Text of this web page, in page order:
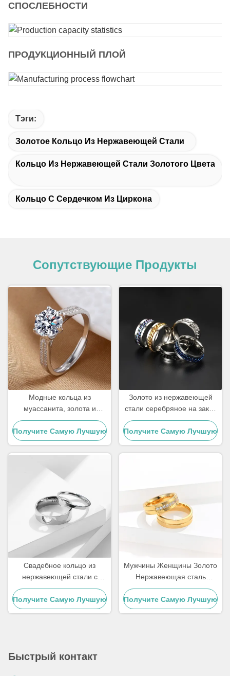
СПОСЛЕБНОСТИ
ПРОДУКЦИОННЫЙ ПЛОЙ
Тэги:
Золотое Кольцо Из Нержавеющей Стали
Кольцо Из Нержавеющей Стали Золотого Цвета
Кольцо С Сердечком Из Циркона
Сопутствующие Продукты
Модные кольца из
муассанита, золота и
нержавеющей стали,
серебряные
бриллиантовые женские
помолвочные кольца
Получите Самую Лучшую
Цену
Золото из нержавеющей
стали серебряное на заказ
Водостойкие ювелирные
кольца
Получите Самую Лучшую
Цену
Свадебное кольцо из
нержавеющей стали с
позолотой в форме сердца,
кольцо на День святого
Валентина,
Получите Самую Лучшую
Мужчины Женщины Золото
Нержавеющая сталь
Кольцо 3А Зикрон
Свадебные обручения
Алмазные кольца
Получите Самую Лучшую
Быстрый контакт